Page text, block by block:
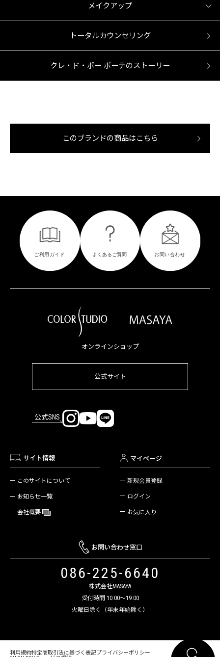
メイクアップ
トータルカウンセリング
クレ・ド・ポー ボーテのストーリー
このブランドの商品はこちら
オンラインショップ
公式サイト
公式SNS
サイト情報
このサイトについて
お知らせ一覧
会社概要
マイページ
新規会員登録
ログイン
お気に入り
お問い合わせ窓口
086-225-6640
株式会社MASAYA
受付時間 10:00～19:00
火曜日除く（年末年始除く）
利用規約特定商取引法に基づく表記プライバシーポリシー